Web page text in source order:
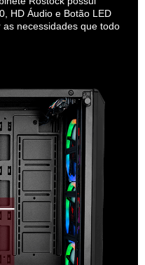
HD Áudio e Botão LED
necessidades que todo